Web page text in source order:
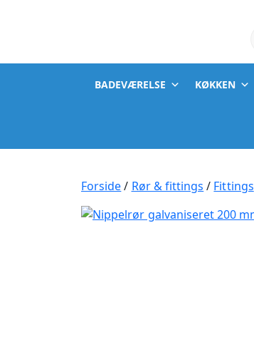
BADEVÆRELSE KØKKEN
Forside/ Rør & fittings / Fittings